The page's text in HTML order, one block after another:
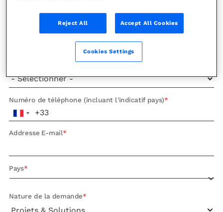
Numéro de téléphone (incluant l'indicatif pays)
Addresse E-mail
Pays
Nature de la demande
Reject All Accept All Cookies
Cookies Settings